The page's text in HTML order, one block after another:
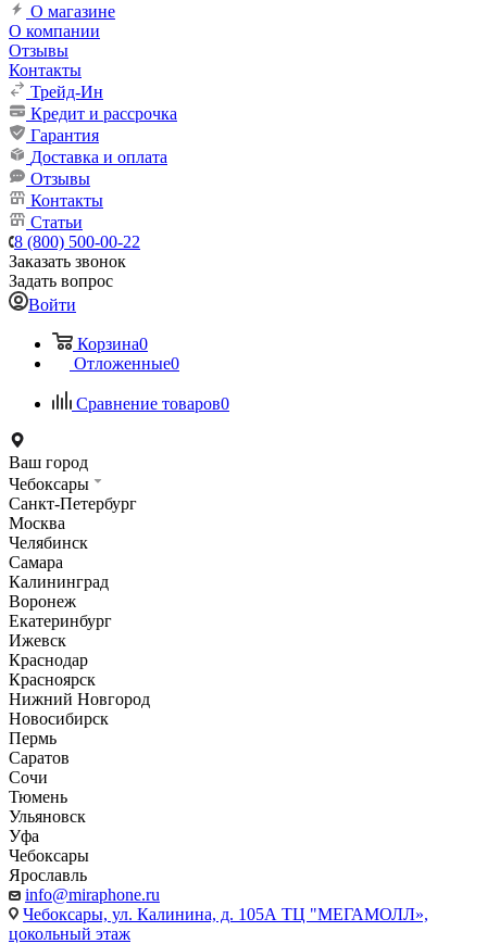
О магазине
О компании
Отзывы
Контакты
Трейд-Ин
Кредит и рассрочка
Гарантия
Доставка и оплата
Отзывы
Контакты
Статьи
8 (800) 500-00-22
Заказать звонок
Задать вопрос
Войти
Корзина0
Отложенные0
Сравнение товаров0
Ваш город
Чебоксары
Санкт-Петербург
Москва
Челябинск
Самара
Калининград
Воронеж
Екатеринбург
Ижевск
Краснодар
Красноярск
Нижний Новгород
Новосибирск
Пермь
Саратов
Сочи
Тюмень
Ульяновск
Уфа
Чебоксары
Ярославль
info@miraphone.ru
Чебоксары, ул. Калинина, д. 105А ТЦ "МЕГАМОЛЛ»,
цокольный этаж